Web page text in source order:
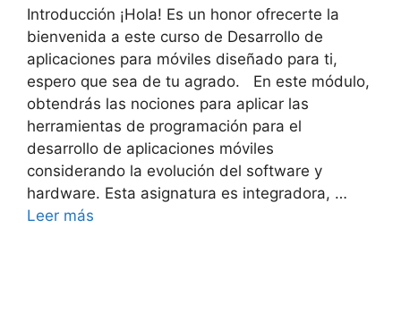
Introducción ¡Hola! Es un honor ofrecerte la
bienvenida a este curso de Desarrollo de
aplicaciones para móviles diseñado para ti,
espero que sea de tu agrado. En este módulo,
obtendrás las nociones para aplicar las
herramientas de programación para el
desarrollo de aplicaciones móviles
considerando la evolución del software y
hardware. Esta asignatura es integradora, …
Leer más